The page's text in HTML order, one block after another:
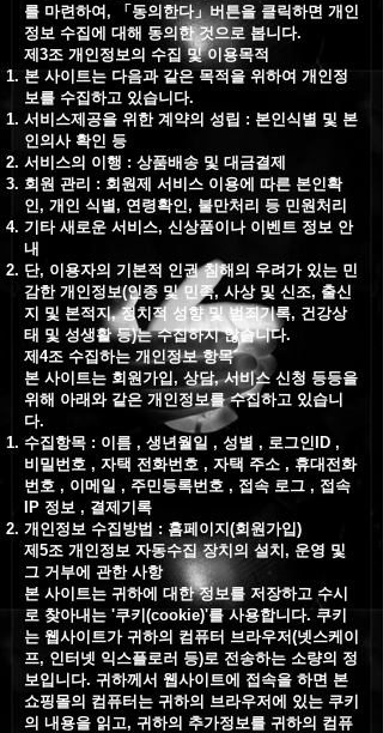
를 마련하여, 「동의한다」버튼을 클릭하면 개인
정보 수집에 대해 동의한 것으로 봅니다.
제3조 개인정보의 수집 및 이용목적
본 사이트는 다음과 같은 목적을 위하여 개인정
보를 수집하고 있습니다.
서비스제공을 위한 계약의 성립 : 본인식별 및 본
인의사 확인 등
서비스의 이행 : 상품배송 및 대금결제
회원 관리 : 회원제 서비스 이용에 따른 본인확
인, 개인 식별, 연령확인, 불만처리 등 민원처리
기타 새로운 서비스, 신상품이나 이벤트 정보 안
내
단, 이용자의 기본적 인권 침해의 우려가 있는 민
감한 개인정보(인종 및 민족, 사상 및 신조, 출신
지 및 본적지, 정치적 성향 및 범죄기록, 건강상
태 및 성생활 등)는 수집하지 않습니다.
제4조 수집하는 개인정보 항목
본 사이트는 회원가입, 상담, 서비스 신청 등등을
위해 아래와 같은 개인정보를 수집하고 있습니
다.
수집항목 : 이름 , 생년월일 , 성별 , 로그인ID ,
비밀번호 , 자택 전화번호 , 자택 주소 , 휴대전화
번호 , 이메일 , 주민등록번호 , 접속 로그 , 접속
IP 정보 , 결제기록
개인정보 수집방법 : 홈페이지(회원가입)
제5조 개인정보 자동수집 장치의 설치, 운영 및
그 거부에 관한 사항
본 사이트는 귀하에 대한 정보를 저장하고 수시
로 찾아내는 '쿠키(cookie)'를 사용합니다. 쿠키
는 웹사이트가 귀하의 컴퓨터 브라우저(넷스케이
프, 인터넷 익스플로러 등)로 전송하는 소량의 정
보입니다. 귀하께서 웹사이트에 접속을 하면 본
쇼핑몰의 컴퓨터는 귀하의 브라우저에 있는 쿠키
의 내용을 읽고, 귀하의 추가정보를 귀하의 컴퓨